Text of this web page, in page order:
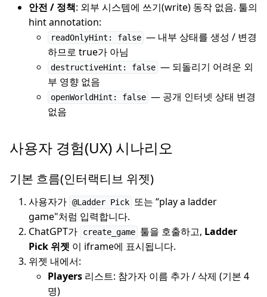
안전 / 정책: 외부 시스템에 쓰기(write) 동작 없음. 툴의
hint annotation:
readOnlyHint: false — 내부 상태를 생성 / 변경
하므로 true가 아님
destructiveHint: false — 되돌리기 어려운 외
부 영향 없음
openWorldHint: false — 공개 인터넷 상태 변경
없음
사용자 경험(UX) 시나리오
기본 흐름(인터랙티브 위젯)
사용자가 @Ladder Pick 또는 “play a ladder
game"처럼 입력합니다.
ChatGPT가
create_game 툴을 호출하고, Ladder
Pick 위젯 이 iframe에 표시됩니다.
위젯 내에서:
Players 리스트: 참가자 이름 추가 / 삭제 (기본 4
명)